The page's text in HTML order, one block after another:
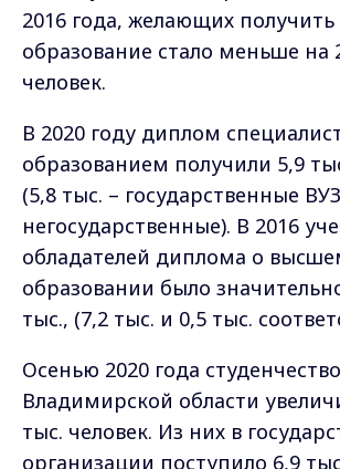
2016 года, желающих
образование стало меньше на
человек.
В 2020 году диплом
образованием получили 5,9
(5,8 тыс. – государственные
негосударственные). В 2016
обладателей диплома о
образовании было
тыс., (7,2 тыс. и 0,5 тыс.
Осенью 2020 года
Владимирской области
тыс. человек. Из них в
организации поступило 6,9